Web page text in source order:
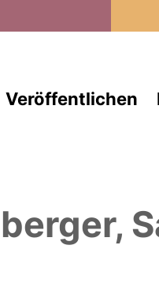
Veröffentlichen